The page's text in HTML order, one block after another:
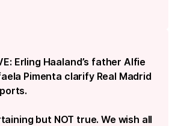
Erling Haaland’s father Alfie
Pimenta clarify Real Madrid
but NOT true. We wish all